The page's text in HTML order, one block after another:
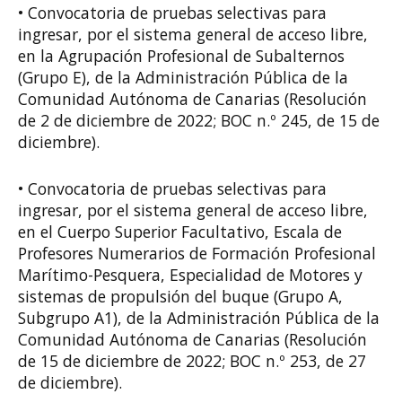
• Convocatoria de pruebas selectivas para
ingresar, por el sistema general de acceso libre,
en la Agrupación Profesional de Subalternos
(Grupo E), de la Administración Pública de la
Comunidad Autónoma de Canarias (Resolución
de 2 de diciembre de 2022; BOC n.º 245, de 15 de
diciembre).
• Convocatoria de pruebas selectivas para
ingresar, por el sistema general de acceso libre,
en el Cuerpo Superior Facultativo, Escala de
Profesores Numerarios de Formación Profesional
Marítimo-Pesquera, Especialidad de Motores y
sistemas de propulsión del buque (Grupo A,
Subgrupo A1), de la Administración Pública de la
Comunidad Autónoma de Canarias (Resolución
de 15 de diciembre de 2022; BOC n.º 253, de 27
de diciembre).